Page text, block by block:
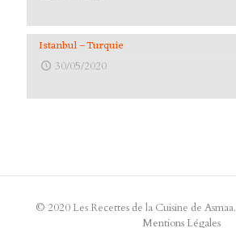
Istanbul – Turquie
30/05/2020
© 2020 Les Recettes de la Cuisine de
Mentions Légales